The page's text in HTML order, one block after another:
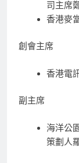
司主席
香港麥
創會主席
香港電
副主席
海洋公
策劃人